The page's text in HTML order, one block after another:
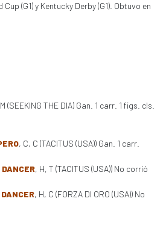
(G1) y Kentucky Derby (G1). Obtuvo en
(SEEKING THE DIA) Gan. 1 carr. 1 figs. cls.
, C, C (TACITUS (USA)) Gan. 1 carr.
, H, T (TACITUS (USA)) No corrió
, H, C (FORZA DI ORO (USA)) No